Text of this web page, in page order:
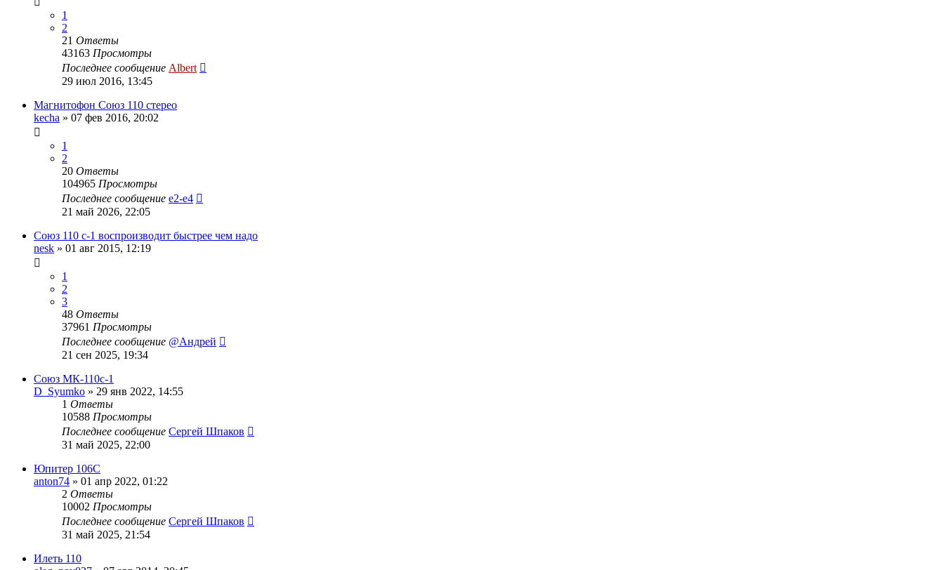
1
2
21 Ответы
43163 Просмотры
Последнее сообщение Albert
29 июл 2016, 13:45
Магнитофон Союз 110 стерео
kecha » 07 фев 2016, 20:02
1
2
20 Ответы
104965 Просмотры
Последнее сообщение e2-e4
21 май 2026, 22:05
Союз 110 с-1 воспроизводит быстрее чем надо
nesk » 01 авг 2015, 12:19
1
2
3
48 Ответы
37961 Просмотры
Последнее сообщение @Андрей
21 сен 2025, 19:34
Союз МК-110с-1
D_Syumko » 29 янв 2022, 14:55
1 Ответы
10588 Просмотры
Последнее сообщение Сергей Шпаков
31 май 2025, 22:00
Юпитер 106С
anton74 » 01 апр 2022, 01:22
2 Ответы
10002 Просмотры
Последнее сообщение Сергей Шпаков
31 май 2025, 21:54
Илеть 110